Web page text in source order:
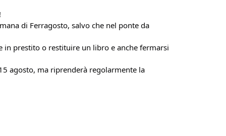
di Ferragosto, salvo che nel ponte da
in prestito o restituire un libro e anche fermarsi
agosto, ma riprenderà regolarmente la